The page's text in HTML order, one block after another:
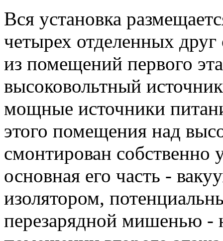
Вся установка
четырех отделенных
из помещений первого
высоковольтный
мощные источники
этого помещения над
смонтирован собственно
основная его часть -
изолятором,
перезарядной мишенью -